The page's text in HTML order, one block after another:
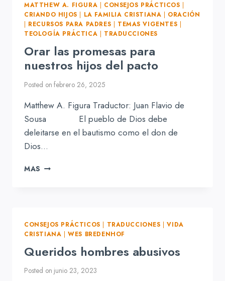
MATTHEW A. FIGURA CONSEJOS PRÁCTICOS
CRIANDO HIJOS
LA FAMILIA CRISTIANA
ORACIÓN
RECURSOS PARA PADRES TEMAS VIGENTES
TEOLOGÍA PRÁCTICA
TRADUCCIONES
Orar las promesas para
nuestros hijos del pacto
Posted on febrero 26, 2025
Matthew A. Figura Traductor: Juan Flavio de
Sousa El pueblo de Dios debe
deleitarse en el bautismo como el don de
Dios…
MAS ORAR
DEL
PACTO
CONSEJOS PRÁCTICOS | TRADUCCIONES |VIDA
CRISTIANA |WES BREDENHOF
Queridos hombres abusivos
Posted on junio 23, 2023